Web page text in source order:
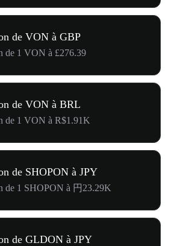
de VON à GBP
de 1 VON à £276.39
de VON à BRL
de 1 VON à R$1.91K
de SHOPON à JPY
de 1 SHOPON à 円23.29K
de GLDON à JPY